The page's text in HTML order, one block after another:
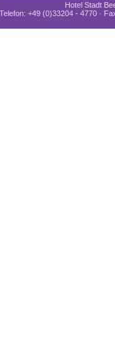
Hotel Stadt
Telefon: +49 (0)33204 - 4770 ·